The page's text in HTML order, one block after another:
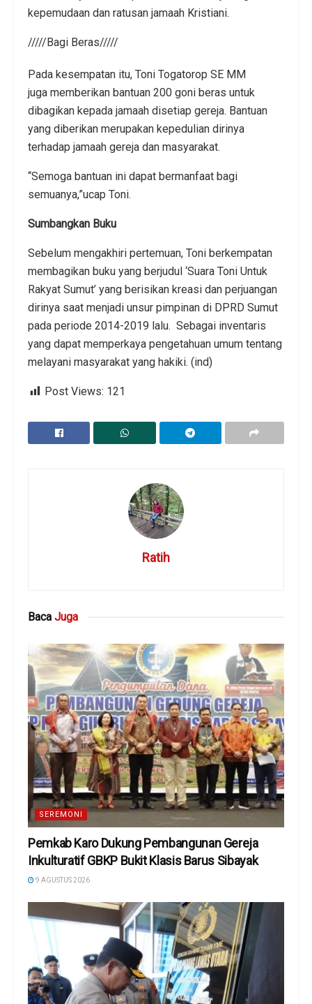
kepemudaan dan ratusan jamaah Kristiani.
/////Bagi Beras/////
Pada kesempatan itu, Toni Togatorop SE MM
juga memberikan bantuan 200 goni beras untuk
dibagikan kepada jamaah disetiap gereja. Bantuan
yang diberikan merupakan kepedulian dirinya
terhadap jamaah gereja dan masyarakat.
“Semoga bantuan ini dapat bermanfaat bagi
semuanya,”ucap Toni.
Sumbangkan Buku
Sebelum mengakhiri pertemuan, Toni berkempatan
membagikan buku yang berjudul ‘Suara Toni Untuk
Rakyat Sumut’ yang berisikan kreasi dan perjuangan
dirinya saat menjadi unsur pimpinan di DPRD Sumut
pada periode 2014-2019 lalu. Sebagai inventaris
yang dapat memperkaya pengetahuan umum tentang
melayani masyarakat yang hakiki. (ind)
Post Views: 121
Ratih
Baca Juga
SEREMONI
Pemkab Karo Dukung Pembangunan Gereja
Inkulturatif GBKP Bukit Klasis Barus Sibayak
9 AGUSTUS 2026